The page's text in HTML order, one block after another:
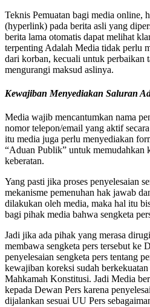
Teknis Pemuatan bagi media online,
(hyperlink) pada berita asli yang
berita lama otomatis dapat melihat
terpenting Adalah Media tidak perlu
dari korban, kecuali untuk perbaikan
mengurangi maksud aslinya.
Kewajiban Menyediakan Saluran
Media wajib mencantumkan nama
nomor telepon/email yang aktif
itu media juga perlu menyediakan
“Aduan Publik” untuk memudahkan
keberatan.
Yang pasti jika proses penyelesaian
mekanisme pemenuhan hak jawab
dilakukan oleh media, maka hal itu
bagi pihak media bahwa sengketa
Jadi jika ada pihak yang merasa
membawa sengketa pers tersebut ke
penyelesaian sengketa pers tentang
kewajiban koreksi sudah
Mahkamah Konstitusi. Jadi Media
kepada Dewan Pers karena
dijalankan sesuai UU Pers